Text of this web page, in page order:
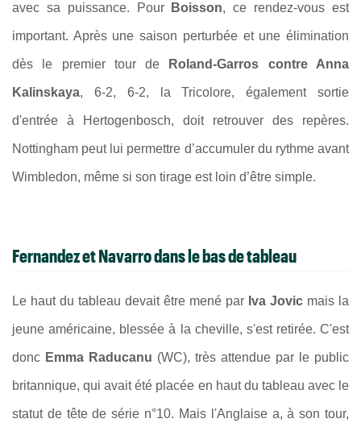
avec sa puissance. Pour Boisson, ce rendez-vous est
important. Après une saison perturbée et une élimination
dès le premier tour de Roland-Garros contre Anna
Kalinskaya, 6-2, 6-2, la Tricolore, également sortie
d'entrée à Hertogenbosch, doit retrouver des repères.
Nottingham peut lui permettre d’accumuler du rythme avant
Wimbledon, même si son tirage est loin d’être simple.
Fernandez et Navarro dans le bas de tableau
Le haut du tableau devait être mené par Iva Jovic mais la
jeune américaine, blessée à la cheville, s'est retirée. C'est
donc Emma Raducanu (WC), très attendue par le public
britannique, qui avait été placée en haut du tableau avec le
statut de tête de série n°10. Mais l'Anglaise a, à son tour,